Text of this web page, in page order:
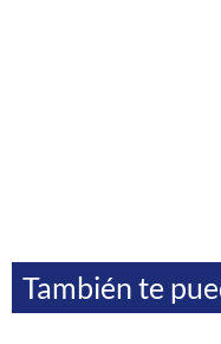
También te